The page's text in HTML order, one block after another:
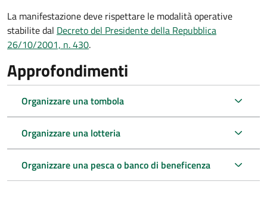
La manifestazione deve rispettare le modalità operative
stabilite dal Decreto del Presidente della Repubblica
26/10/2001, n. 430.
Approfondimenti
Organizzare una tombola
Organizzare una lotteria
Organizzare una pesca o banco di beneficenza